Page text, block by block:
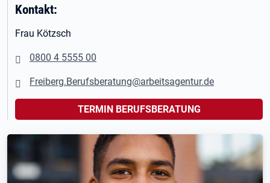
Kontakt:
Frau Kötzsch
0800 4 5555 00
Freiberg.Berufsberatung@arbeitsagentur.de
TERMIN BERUFSBERATUNG